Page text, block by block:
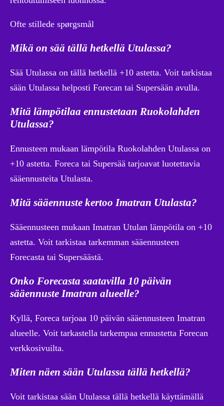
Ofte stillede spørgsmål
Mikä on sää tällä hetkellä Utulassa?
Sää Utulassa on tällä hetkellä +10 astetta. Voit tarkistaa
sään Utulassa helposti Forecan tai Supersään avulla.
Mitä lämpötilaa ennustetaan Ruokolahden
Utulassa?
Ennusteen mukaan lämpötila Ruokolahden Utulassa on
+10 astetta. Foreca tai Supersää tarjoavat luotettavia
sääennusteita Utulasta.
Mitä sääennuste kertoo Imatran Utulasta?
Sääennusteen mukaan Imatran Utulan lämpötila on +10
astetta. Voit tarkistaa tarkemman sääennusteen
Forecasta tai Supersäästä.
Onko Forecasta saatavilla 10 päivän
sääennuste Imatran alueelle?
Kyllä, Foreca tarjoaa 10 päivän sääennusteen Imatran
alueelle. Voit tarkastella tarkempaa ennustetta Forecan
verkkosivuilta.
Miten näen sään Utulassa tällä hetkellä?
Voit tarkistaa sään Utulassa tällä hetkellä käyttämällä